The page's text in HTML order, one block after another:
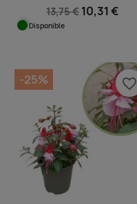
13,75 € 10,31 €
Disponible
-25% favorite_border